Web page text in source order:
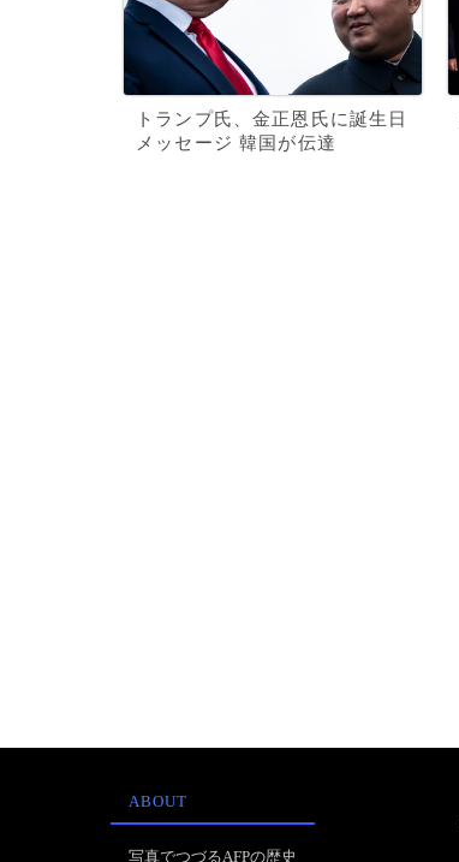
トランプ氏、金正恩氏に誕生日
メッセージ 韓国が伝達
ABOUT
写真でつづるAFPの歴史